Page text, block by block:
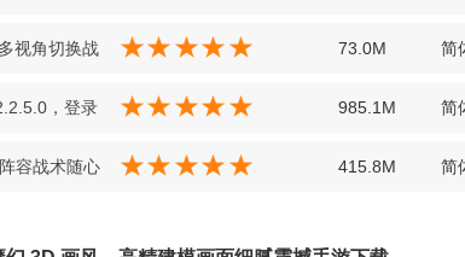
视角切换战
感拉满
73.0M 简
，登录 985.1M 简
容战术随心 415.8M 简